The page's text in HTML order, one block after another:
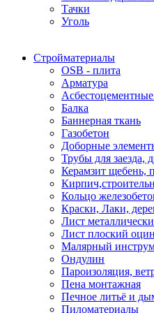
Тачки
Уголь
Стройматериалы
OSB - плита
Арматура
Балка
Баннерная ткань
Газобетон
Доборные
Трубы для
Керамзит щебень,
Кольцо
Краски, Лаки,
Лист
Лист плоский
Малярный
Ондулин
Пароизоляция,
Пена монтажная
Печное литьё и
Пиломатериалы